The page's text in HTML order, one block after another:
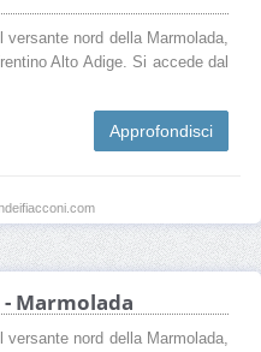
nord della Marmolada,
Alto Adige. Si accede dal
Approfondisci
Marmolada
nord della Marmolada,